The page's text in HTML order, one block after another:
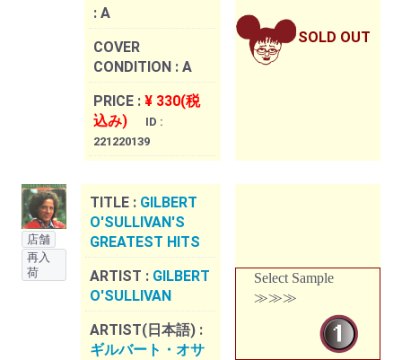
: A
COVER
CONDITION : A
PRICE : ¥ 330(税
込み)
ID :
221220139
SOLD OUT
店舗
再入
荷
TITLE : GILBERT
O'SULLIVAN'S
GREATEST HITS
ARTIST : GILBERT
O'SULLIVAN
ARTIST(日本語) :
ギルバート・オサ
Select Sample
≫≫≫